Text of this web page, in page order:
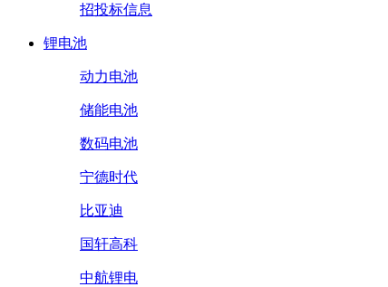
招投标信息
锂电池
动力电池
储能电池
数码电池
宁德时代
比亚迪
国轩高科
中航锂电